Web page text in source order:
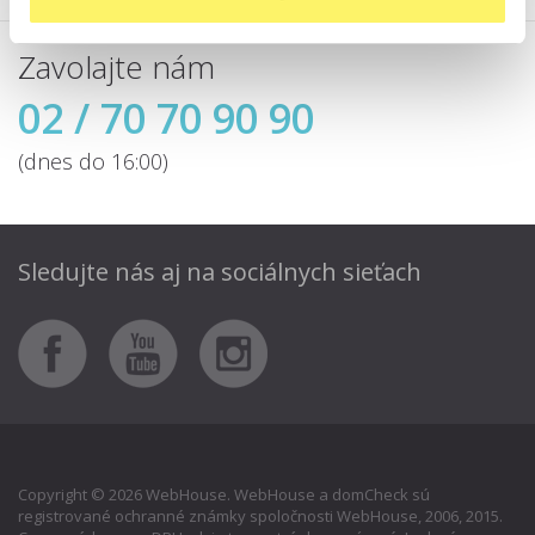
Zavolajte nám
02 / 70 70 90 90
(dnes do 16:00)
Sledujte nás aj na sociálnych sieťach
Copyright © 2026 WebHouse. WebHouse a domCheck sú
registrované ochranné známky spoločnosti WebHouse, 2006, 2015.